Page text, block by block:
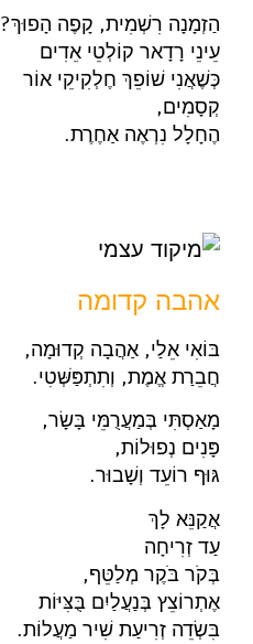
הַזְמָנָה רִשְׁמִית, קָפֶה הָפוּךְ?
עֵינֵי רָדָאר קוֹלְטֵי אֵדִים
כְּשֶׁאֲנִי שׁוֹפֵךְ חֶלְקִיקֵי אוֹר
קְסָמִים,
הֶחָלָל נִרְאֶה אַחֶרֶת.
אהבה קדומה
בּוֹאִי אֵלַי, אַהֲבָה קְדוּמָה,
חֲבֵרַת אֱמֶת, וְתִתְפַּשְּׁטִי.
מָאַסְתִּי בְּמַעֲרֻמֵּי בָּשָׂר,
פָּנִים נְפוּלוֹת,
גּוּף רוֹעֵד וְשָׁבוּר.
אֲקַנֵּא לָךְ
עַד זְרִיחָה
בְּקֹר בֹּקֶר מְלַטֵּף,
אֶתְרוֹצֵץ בְּנַעֲלַיִם בֻּצִּיּוֹת
בִּשְׂדֵה זְרִיעַת שִׁיר מַעֲלוֹת.